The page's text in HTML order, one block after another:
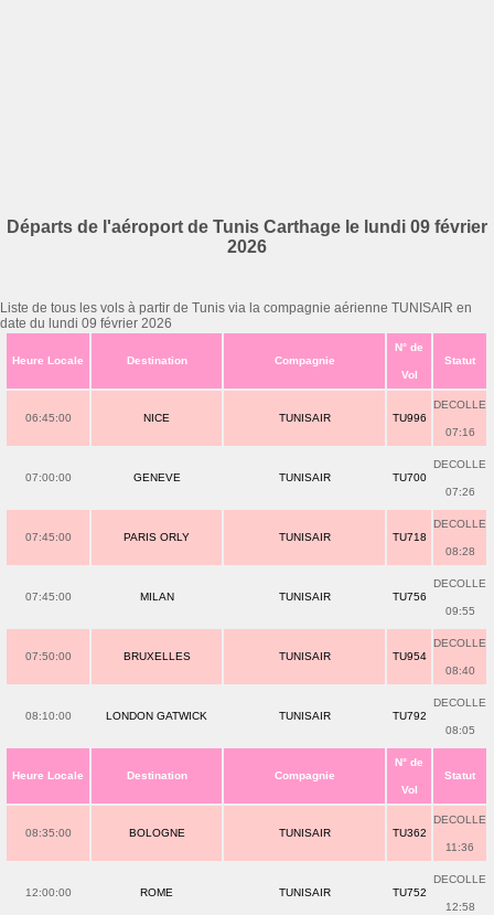
Départs de l'aéroport de Tunis Carthage le lundi 09 février
2026
Liste de tous les vols à partir de Tunis via la compagnie aérienne TUNISAIR en
date du lundi 09 février 2026
Heure Locale Destination Compagnie
N° de
Vol
Statut
06:45:00 NICE TUNISAIR TU996
DECOLLE
07:16
07:00:00 GENEVE TUNISAIR TU700
DECOLLE
07:26
07:45:00 PARIS ORLY TUNISAIR TU718
DECOLLE
08:28
07:45:00 MILAN TUNISAIR TU756
DECOLLE
09:55
07:50:00 BRUXELLES TUNISAIR TU954
DECOLLE
08:40
08:10:00 LONDON GATWICK TUNISAIR TU792
DECOLLE
08:05
Heure Locale Destination Compagnie
N° de
Vol
Statut
08:35:00 BOLOGNE TUNISAIR TU362
DECOLLE
11:36
12:00:00 ROME TUNISAIR TU752
DECOLLE
12:58